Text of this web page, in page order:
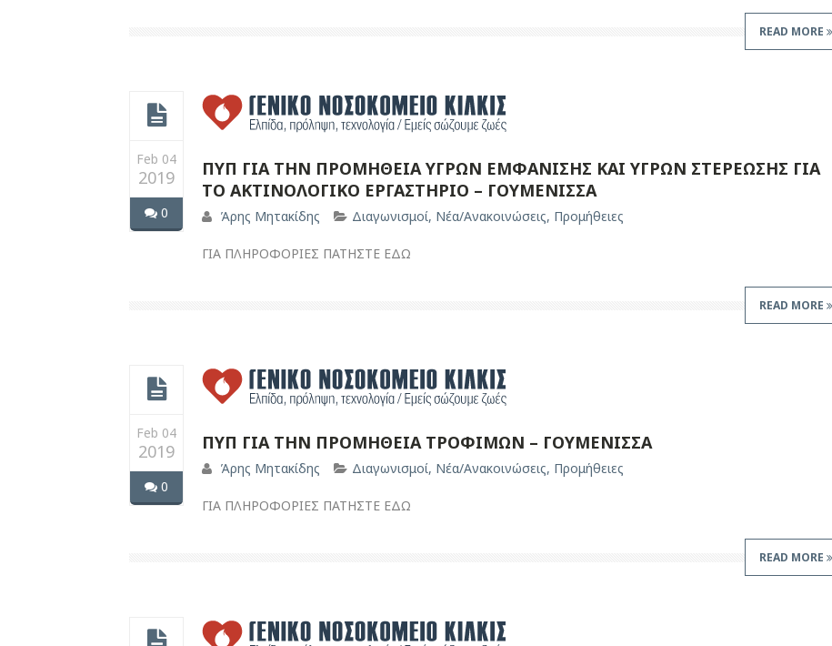
READ MORE
Feb 04
2019
0
ΠΥΠ ΓΙΑ ΤΗΝ ΠΡΟΜΗΘΕΙΑ ΥΓΡΩΝ ΕΜΦΑΝΙΣΗΣ ΚΑΙ ΥΓΡΩΝ ΣΤΕΡΕΩΣΗΣ ΓΙΑ
ΤΟ ΑΚΤΙΝΟΛΟΓΙΚΟ ΕΡΓΑΣΤΗΡΙΟ – ΓΟΥΜΕΝΙΣΣΑ
Άρης Μητακίδης Διαγωνισμοί, Νέα/Ανακοινώσεις, Προμήθειες
ΓΙΑ ΠΛΗΡΟΦΟΡΙΕΣ ΠΑΤΗΣΤΕ ΕΔΩ
READ MORE
Feb 04
2019
0
ΠΥΠ ΓΙΑ ΤΗΝ ΠΡΟΜΗΘΕΙΑ ΤΡΟΦΙΜΩΝ – ΓΟΥΜΕΝΙΣΣΑ
Άρης Μητακίδης Διαγωνισμοί, Νέα/Ανακοινώσεις, Προμήθειες
ΓΙΑ ΠΛΗΡΟΦΟΡΙΕΣ ΠΑΤΗΣΤΕ ΕΔΩ
READ MORE